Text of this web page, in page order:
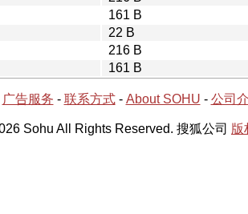
161 B
22 B
216 B
161 B
广告服务 - 联系方式- About SOHU - 公司
Sohu All Rights Reserved. 搜狐公司 版